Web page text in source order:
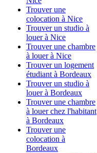
Trouver une
colocation à Nice
Trouver un studio à
louer à Nice
Trouver une chambre
à louer à Nice
Trouver un logement
étudiant à Bordeaux
Trouver un studio à
louer à Bordeaux
Trouver une chambre
à louer chez l'habitant
à Bordeaux
Trouver une
colocation à
Bordeaux